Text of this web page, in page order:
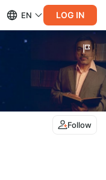
EN LOG IN
Follow